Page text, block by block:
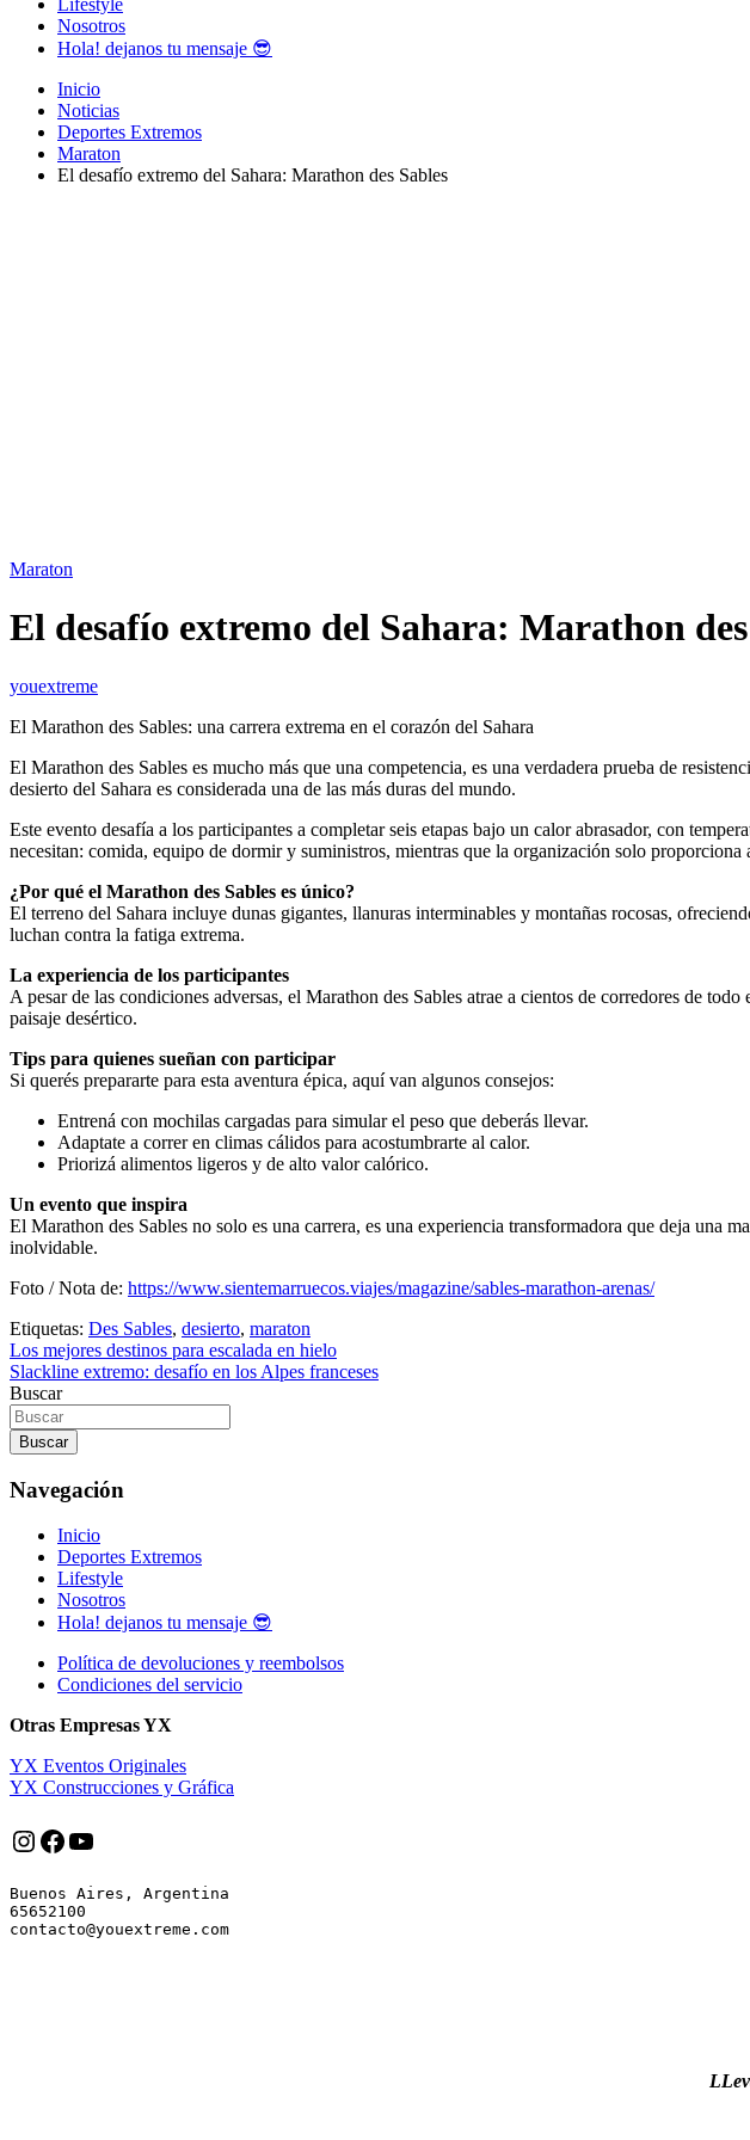
Lifestyle
Nosotros
Hola! dejanos tu mensaje 😎
Inicio
Noticias
Deportes Extremos
Maraton
El desafío extremo del Sahara: Marathon des Sables
Maraton
El desafío extremo del Sahara: Marathon
youextreme
El Marathon des Sables: una carrera extrema en el corazón del Sahara
El Marathon des Sables es mucho más que una competencia, es una verdadera prueba de
desierto del Sahara es considerada una de las más duras del mundo.
Este evento desafía a los participantes a completar seis etapas bajo un calor abrasador, con
necesitan: comida, equipo de dormir y suministros, mientras que la organización solo proporciona
¿Por qué el Marathon des Sables es único?
El terreno del Sahara incluye dunas gigantes, llanuras interminables y montañas rocosas,
luchan contra la fatiga extrema.
La experiencia de los participantes
A pesar de las condiciones adversas, el Marathon des Sables atrae a cientos de corredores de
paisaje desértico.
Tips para quienes sueñan con participar
Si querés prepararte para esta aventura épica, aquí van algunos consejos:
Entrená con mochilas cargadas para simular el peso que deberás llevar.
Adaptate a correr en climas cálidos para acostumbrarte al calor.
Priorizá alimentos ligeros y de alto valor calórico.
Un evento que inspira
El Marathon des Sables no solo es una carrera, es una experiencia transformadora que deja una
inolvidable.
Foto / Nota de: https://www.sientemarruecos.viajes/magazine/sables-marathon-arenas/
Etiquetas: Des Sables, desierto, maraton
Navegación
de
entradas
Los mejores destinos para escalada en hielo
Slackline extremo: desafío en los Alpes franceses
Buscar
Buscar
Navegación
Inicio
Deportes Extremos
Lifestyle
Nosotros
Hola! dejanos tu mensaje 😎
Política de devoluciones y reembolsos
Condiciones del servicio
Otras Empresas YX
YX Eventos Originales
YX Construcciones y Gráfica
Instagram
Facebook
YouTube
Buenos Aires, Argentina
65652100